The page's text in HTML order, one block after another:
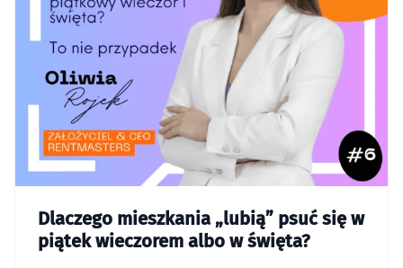
Dlaczego mieszkania „lubią” psuć się w
piątek wieczorem albo w święta?